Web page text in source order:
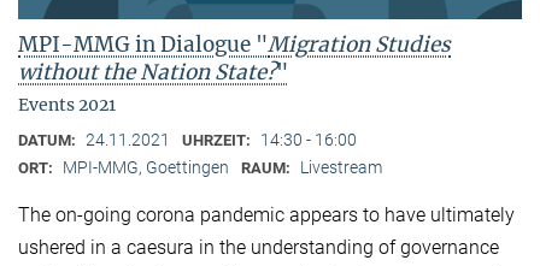
MPI-MMG in Dialogue "Migration Studies
without the Nation State?"
Events 2021
DATUM: 24.11.2021 UHRZEIT: 14:30 - 16:00
ORT: MPI-MMG, Goettingen RAUM: Livestream
The on-going corona pandemic appears to have ultimately
ushered in a caesura in the understanding of governance